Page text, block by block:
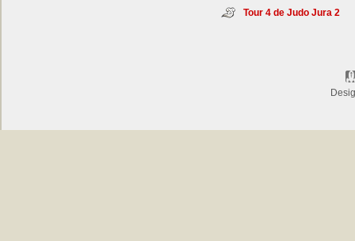
Tour 4 de Judo Jura 2